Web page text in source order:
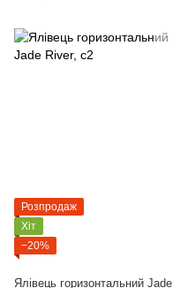
Розпродаж
Хіт
−20%
Ялівець горизонтальний Jade